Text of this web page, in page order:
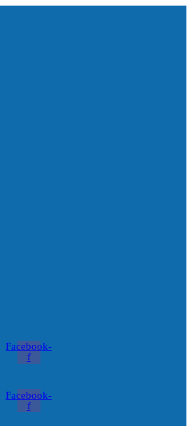
Facebook-
f
Facebook-
f